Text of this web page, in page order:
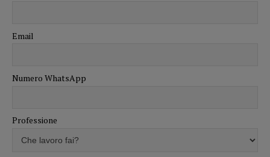
Email
Numero WhatsApp
Professione